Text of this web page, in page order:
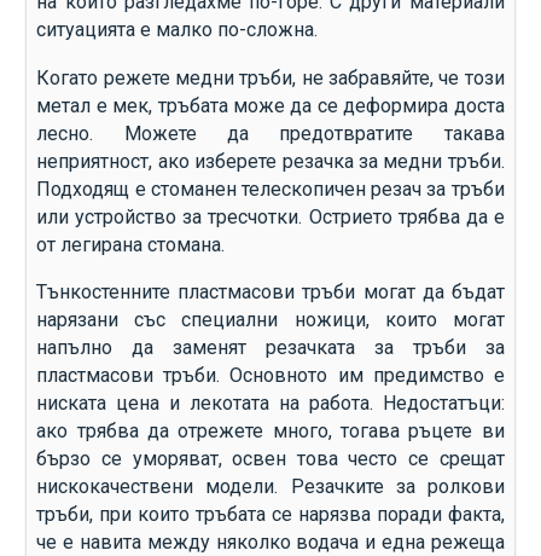
ситуацията е малко по-сложна.
Когато режете медни тръби, не забравяйте, че този
метал е мек, тръбата може да се деформира доста
лесно. Можете да предотвратите такава
неприятност, ако изберете резачка за медни тръби.
Подходящ е стоманен телескопичен резач за тръби
или устройство за тресчотки. Острието трябва да е
от легирана стомана.
Тънкостенните пластмасови тръби могат да бъдат
нарязани със специални ножици, които могат
напълно да заменят резачката за тръби за
пластмасови тръби. Основното им предимство е
ниската цена и лекотата на работа. Недостатъци:
ако трябва да отрежете много, тогава ръцете ви
бързо се уморяват, освен това често се срещат
нискокачествени модели. Резачките за ролкови
тръби, при които тръбата се нарязва поради факта,
че е навита между няколко водача и една режеща